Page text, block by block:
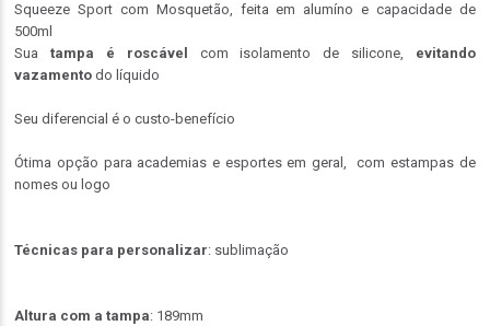
Squeeze Sport com Mosquetão, feita em alumíno e capacidade de
500ml
Sua tampa é roscável com isolamento de silicone, evitando
vazamento do líquido
Seu diferencial é o custo-benefício
Ótima opção para academias e esportes em geral, com estampas de
nomes ou logo
Técnicas para personalizar: sublimação
Altura com a tampa: 189mm